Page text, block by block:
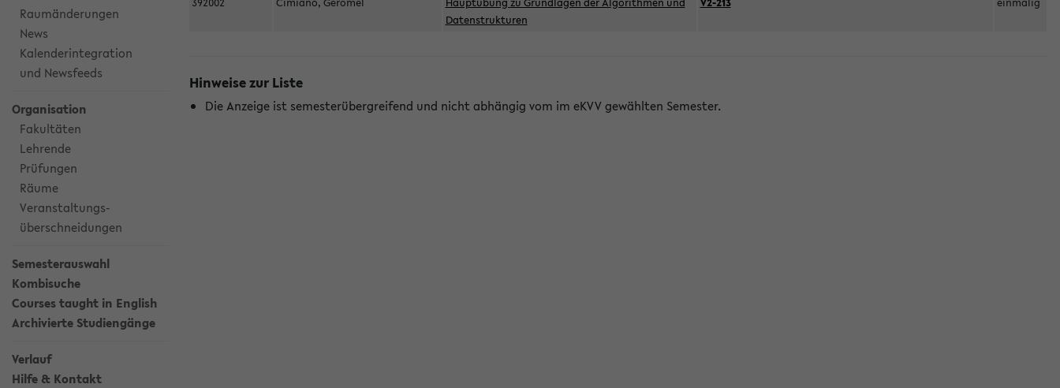
Raumänderungen
News
Kalenderintegration
und Newsfeeds
Organisation
Fakultäten
Lehrende
Prüfungen
Räume
Veranstaltungs-
überschneidungen
Semesterauswahl
Kombisuche
Courses taught in English
Archivierte Studiengänge
Verlauf
Hilfe & Kontakt
Datenstrukturen
Hinweise zur Liste
Die Anzeige ist semesterübergreifend und nicht abhängig vom im eKVV gewählten Semester.